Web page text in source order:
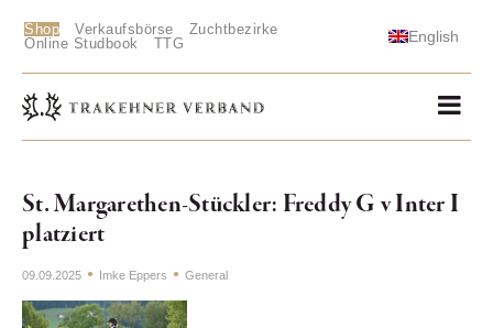
Shop Verkaufsbörse
Zuchtbezirke
Online Studbook
TTG English
St. Margarethen-Stückler: Freddy G v Inter I
platziert
09.09.2025 Imke Eppers General